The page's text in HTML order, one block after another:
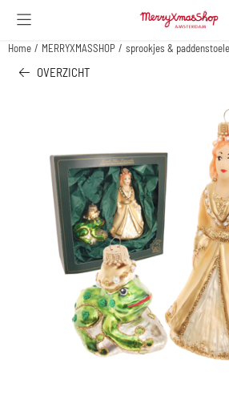
Cookievoorkeuren zijn beschikbaar. Kies
Home / MERRYXMASSHOP / sprookjes &
OVERZICHT